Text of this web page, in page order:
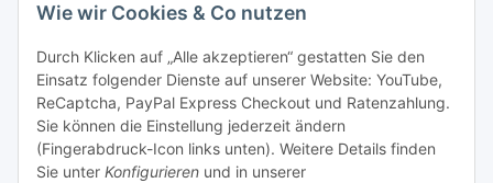
Wie wir Cookies & Co nutzen
Durch Klicken auf „Alle akzeptieren“ gestatten Sie den
Einsatz folgender Dienste auf unserer Website: YouTube,
ReCaptcha, PayPal Express Checkout und Ratenzahlung.
Sie können die Einstellung jederzeit ändern
(Fingerabdruck-Icon links unten). Weitere Details finden
Sie unter Konfigurieren und in unserer
Vertrag widerrufen